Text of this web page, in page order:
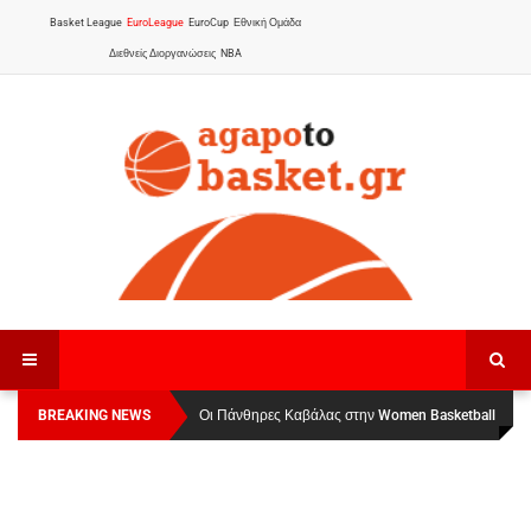
Basket League EuroLeague EuroCup Εθνική Ομάδα
Διεθνείς Διοργανώσεις NBA
BREAKING NEWS
Οι Πάνθηρες Καβάλας στην Women Basketball
League 1: